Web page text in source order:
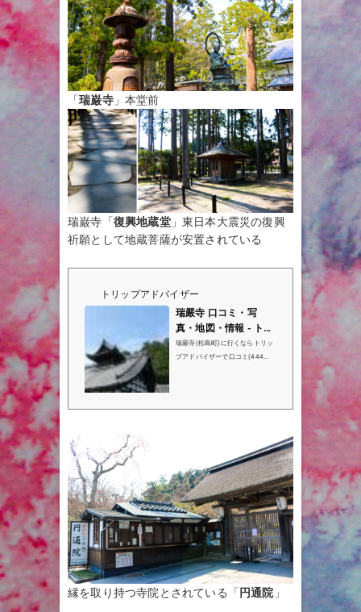
「瑞巌寺」本堂前
瑞巌寺「復興地蔵堂」東日本大震災の復興
祈願として地蔵菩薩が安置されている
トリップアドバイザー
瑞嚴寺 口コミ・写
真・地図・情報 - トリ
ップアドバイザー
瑞嚴寺(松島町)に行くならトリッ
プアドバイザーで口コミ(444
縁を取り持つ寺院とされている「 円通院 」